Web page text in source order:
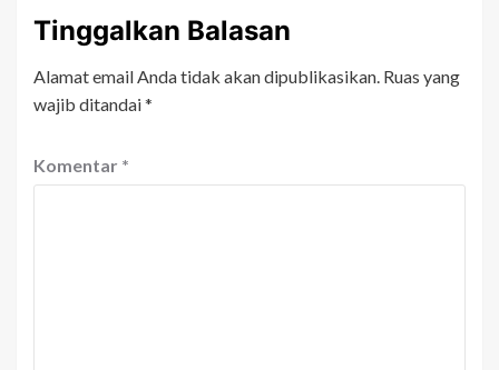
Tinggalkan Balasan
Alamat email Anda tidak akan dipublikasikan. Ruas yang
wajib ditandai*
Komentar *